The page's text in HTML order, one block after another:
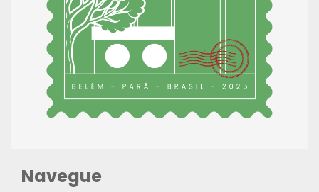
Navegue